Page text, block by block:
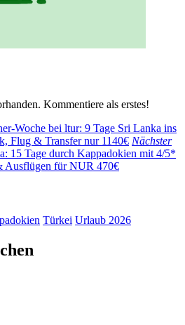
Kommentiere als erstes!
Woche bei ltur: 9 Tage Sri Lanka ins
Flug & Transfer nur 1140€ Nächster
15 Tage durch Kappadokien mit 4/5*
Ausflügen für NUR 470€
Türkei Urlaub 2026